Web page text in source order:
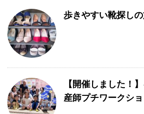
歩きやすい靴探しの
【開催しました！
産師プチワークシ